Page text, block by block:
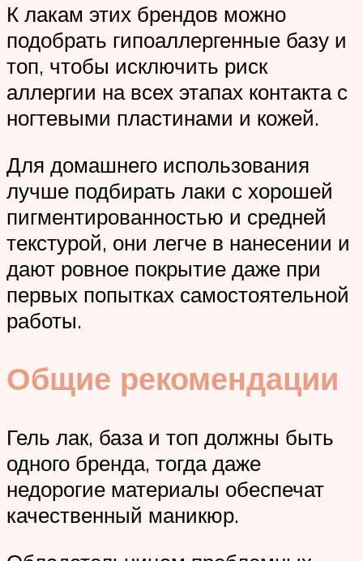
К лакам этих брендов можно
подобрать гипоаллергенные базу и
топ, чтобы исключить риск
аллергии на всех этапах контакта с
ногтевыми пластинами и кожей.
Для домашнего использования
лучше подбирать лаки с хорошей
пигментированностью и средней
текстурой, они легче в нанесении и
дают ровное покрытие даже при
первых попытках самостоятельной
работы.
Общие рекомендации
Гель лак, база и топ должны быть
одного бренда, тогда даже
недорогие материалы обеспечат
качественный маникюр.